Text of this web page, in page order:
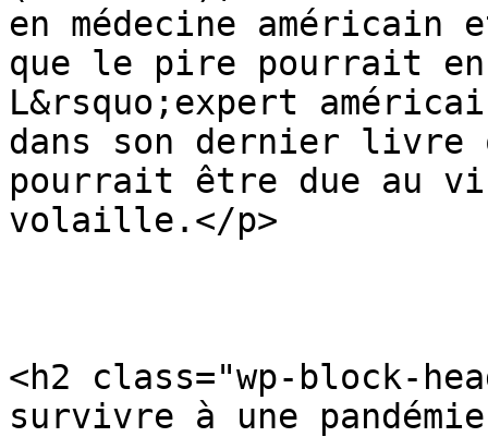
en médecine
que le pire pourrait
L&rsquo;expert
dans son dernier livre
pourrait être due au
volaille.</p>
<h2 class="wp-block-
survivre à une pandémie